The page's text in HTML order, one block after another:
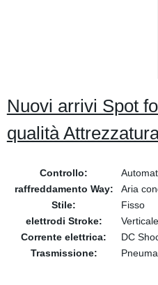
Nuovi arrivi Spot
qualità
Controllo:
raffreddamento Way:
Aria
Stile:
Fisso
elettrodi Stroke:
Verticale
Corrente elettrica:
DC
Trasmissione: